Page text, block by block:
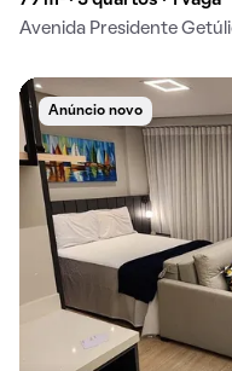
Avenida Presidente
Anúncio novo